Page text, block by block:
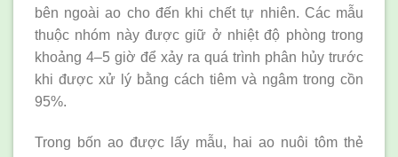
bên ngoài ao cho đến khi chết tự nhiên. Các mẫu
thuộc nhóm này được giữ ở nhiệt độ phòng trong
khoảng 4–5 giờ để xảy ra quá trình phân hủy trước
khi được xử lý bằng cách tiêm và ngâm trong cồn
95%.
Trong bốn ao được lấy mẫu, hai ao nuôi tôm thẻ